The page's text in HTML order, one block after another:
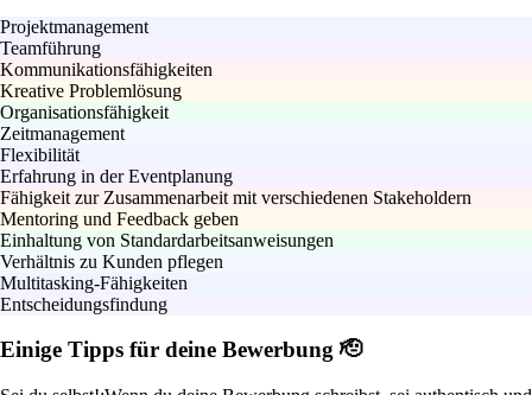
Projektmanagement
Teamführung
Kommunikationsfähigkeiten
Kreative Problemlösung
Organisationsfähigkeit
Zeitmanagement
Flexibilität
Erfahrung in der Eventplanung
Fähigkeit zur Zusammenarbeit mit verschiedenen Stakeholdern
Mentoring und Feedback geben
Einhaltung von Standardarbeitsanweisungen
Verhältnis zu Kunden pflegen
Multitasking-Fähigkeiten
Entscheidungsfindung
Einige Tipps für deine Bewerbung 🫡